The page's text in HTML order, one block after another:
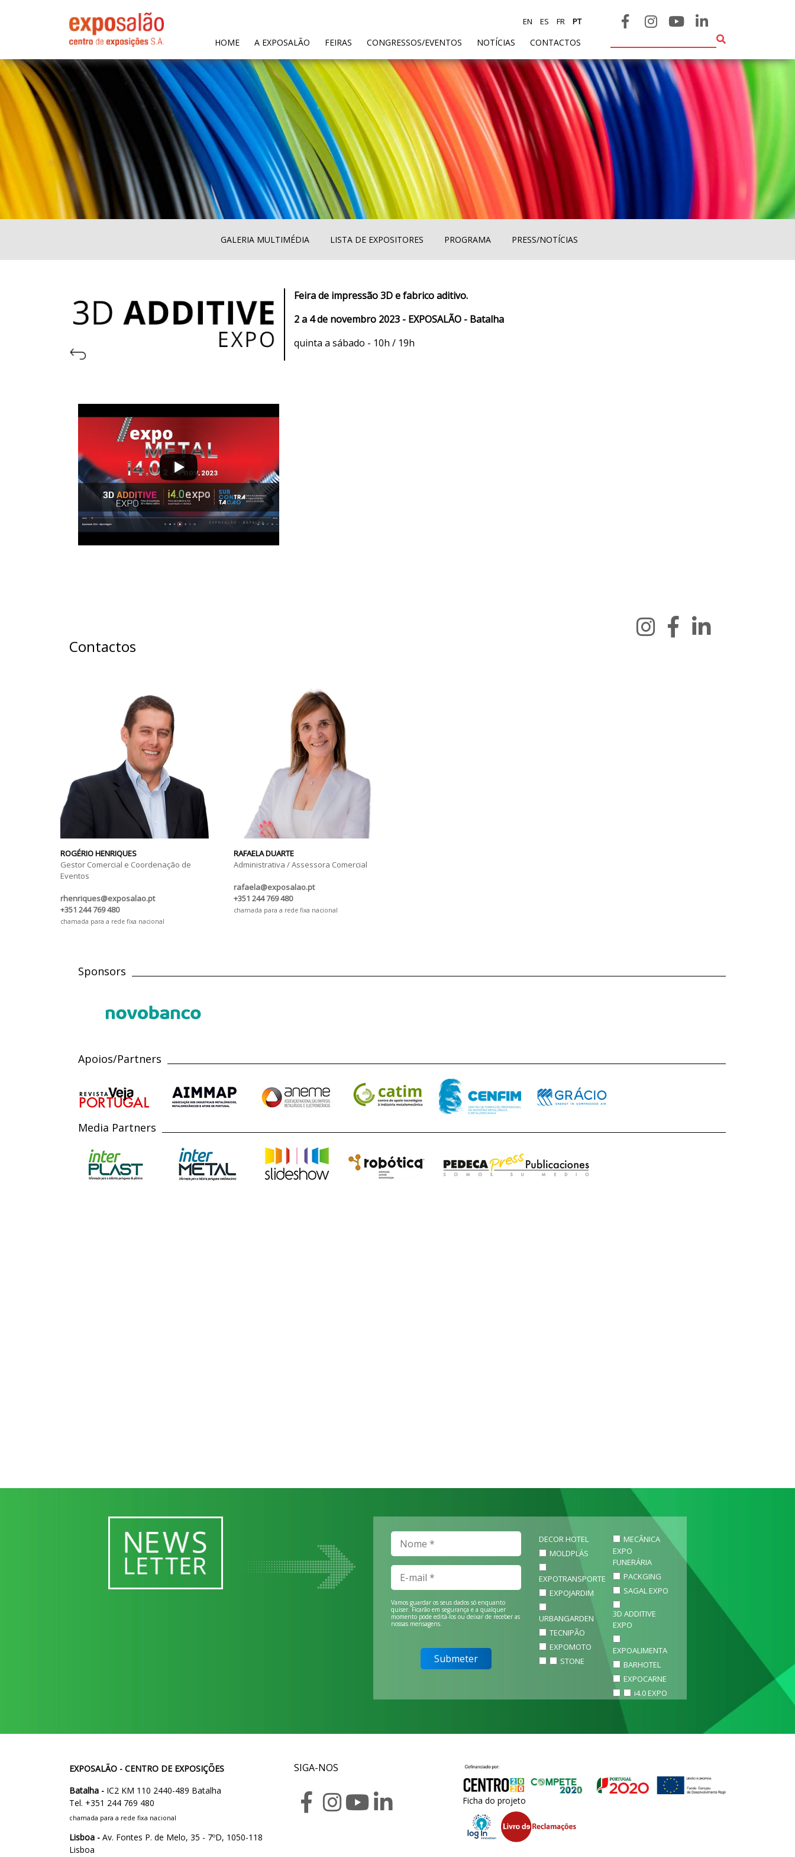
HOME(CURRENT)
A EXPOSALÃO FEIRAS CONGRESSOS/EVENTOS NOTÍCIAS CONTACTOS
EN ES FR PT
GALERIA MULTIMÉDIA LISTA DE EXPOSITORES PROGRAMA PRESS/NOTÍCIAS
Feira de impressão 3D e fabrico aditivo.
2 a 4 de novembro 2023 - EXPOSALÃO - Batalha
quinta a sábado - 10h / 19h
Contactos
ROGÉRIO HENRIQUES
Gestor Comercial e Coordenação de
Eventos
rhenriques@exposalao.pt
+351 244 769 480
chamada para a rede fixa nacional
RAFAELA DUARTE
Administrativa / Assessora Comercial
rafaela@exposalao.pt
+351 244 769 480
chamada para a rede fixa nacional
Sponsors
Apoios/Partners
Media Partners
Vamos guardar os seus dados só enquanto
quiser. Ficarão em segurança e a qualquer
momento pode editá-los ou deixar de receber as
nossas mensagens.
DECOR HOTEL
MOLDPLÁS
EXPOTRANSPORTE
EXPOJARDIM
URBANGARDEN
TECNIPÃO
EXPOMOTO
STONE
MECÂNICA
EXPO
FUNERÁRIA
PACKGING
SAGAL EXPO
3D ADDITIVE
EXPO
EXPOALIMENTA
BARHOTEL
EXPOCARNE
i4.0 EXPO
EXPOSALÃO - CENTRO DE EXPOSIÇÕES
Batalha - IC2 KM 110 2440-489 Batalha
Tel. +351 244 769 480
chamada para a rede fixa nacional
Lisboa - Av. Fontes P. de Melo, 35 - 7ºD, 1050-118
Lisboa
SIGA-NOS
Ficha do projeto